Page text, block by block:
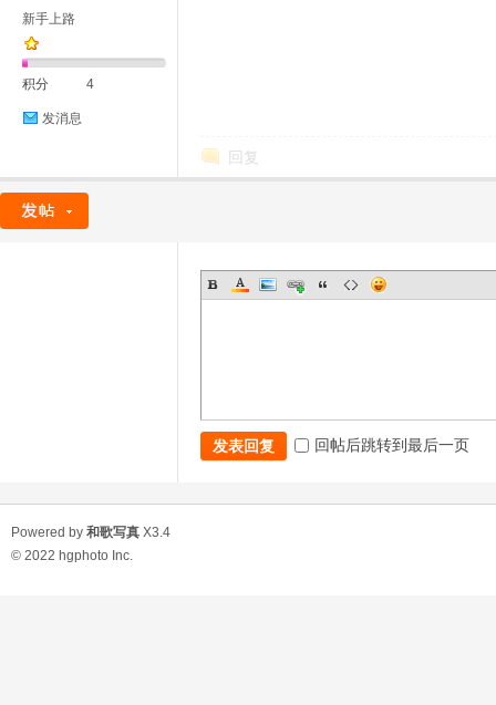
新手上路
积分 4
发消息
回复
发表回复 回帖后跳转到最后一页
Powered by 和歌写真 X3.4
© 2022 hgphoto Inc.